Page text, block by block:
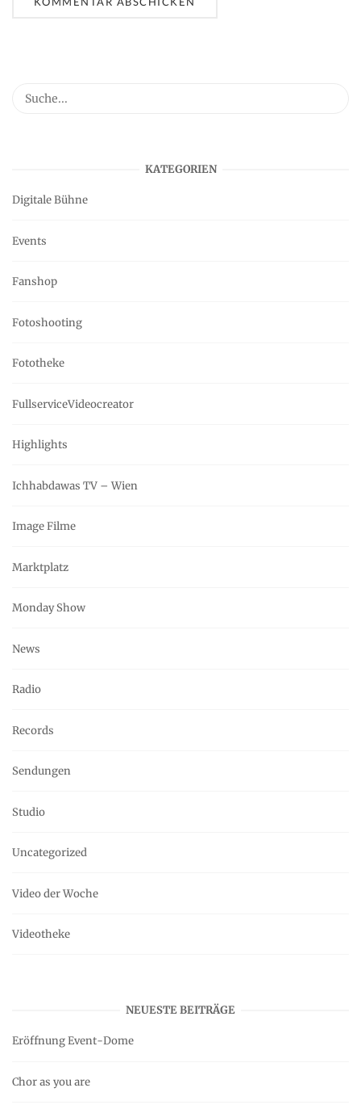
KATEGORIEN
Digitale Bühne
Events
Fanshop
Fotoshooting
Fototheke
FullserviceVideocreator
Highlights
Ichhabdawas TV – Wien
Image Filme
Marktplatz
Monday Show
News
Radio
Records
Sendungen
Studio
Uncategorized
Video der Woche
Videotheke
NEUESTE BEITRÄGE
Eröffnung Event-Dome
Chor as you are